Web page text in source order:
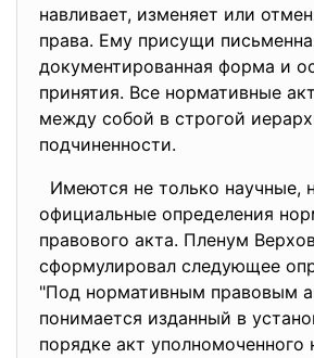
навливает, изменяет или
права. Ему присущи
документированная форма и
принятия. Все нормативные
между собой в строгой
подчиненности.
Имеются не только научные,
официальные определения
правового акта. Пленум
сформулировал следующее
"Под нормативным правовым
понимается изданный в
порядке акт уполномоченного